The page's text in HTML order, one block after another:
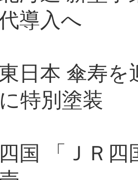
導入へ
日本 傘寿
特別塗装
国 「ＪＲ